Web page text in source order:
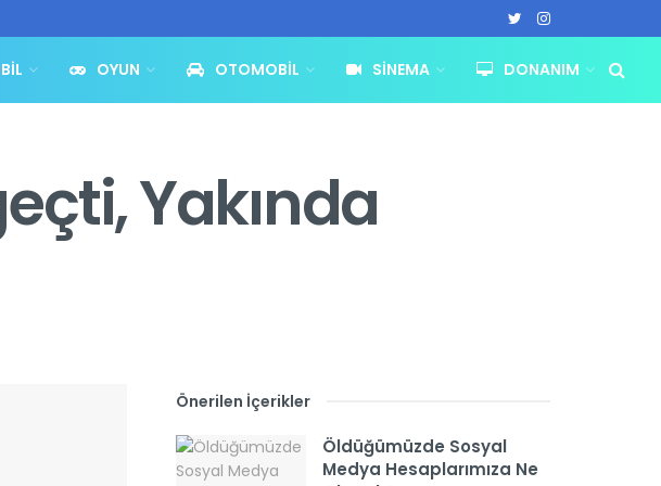
OYUN OTOMOBIL SINEMA DONANIM
Yakında
Önerilen İçerikler
Öldüğümüzde Sosyal
Medya Hesaplarımıza Ne